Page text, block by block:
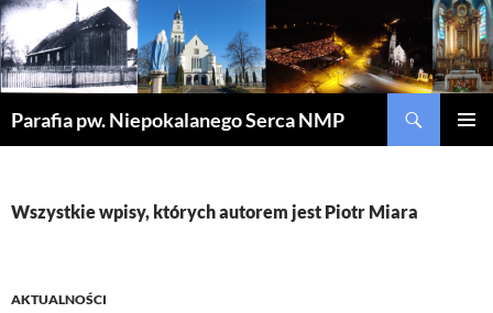
Parafia pw. Niepokalanego Serca NMP
Wszystkie wpisy, których autorem jest Piotr Miara
AKTUALNOŚCI